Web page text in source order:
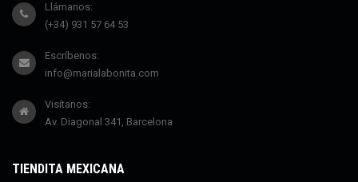
Llámanos:
(+34) 931 57 64 53
Escríbenos:
info@marialabonita.com
Visítanos:
Av. Diagonal 341, Barcelona
TIENDITA MEXICANA